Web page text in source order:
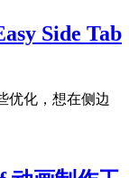
Side Tab
优化，想在侧边